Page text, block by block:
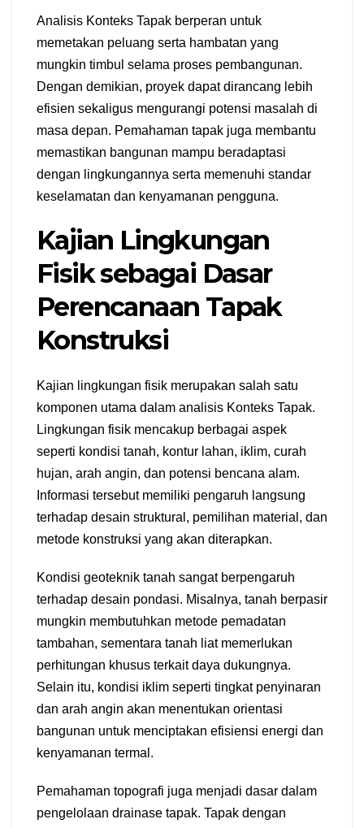
Analisis Konteks Tapak berperan untuk
memetakan peluang serta hambatan yang
mungkin timbul selama proses pembangunan.
Dengan demikian, proyek dapat dirancang lebih
efisien sekaligus mengurangi potensi masalah di
masa depan. Pemahaman tapak juga membantu
memastikan bangunan mampu beradaptasi
dengan lingkungannya serta memenuhi standar
keselamatan dan kenyamanan pengguna.
Kajian Lingkungan
Fisik sebagai Dasar
Perencanaan Tapak
Konstruksi
Kajian lingkungan fisik merupakan salah satu
komponen utama dalam analisis Konteks Tapak.
Lingkungan fisik mencakup berbagai aspek
seperti kondisi tanah, kontur lahan, iklim, curah
hujan, arah angin, dan potensi bencana alam.
Informasi tersebut memiliki pengaruh langsung
terhadap desain struktural, pemilihan material, dan
metode konstruksi yang akan diterapkan.
Kondisi geoteknik tanah sangat berpengaruh
terhadap desain pondasi. Misalnya, tanah berpasir
mungkin membutuhkan metode pemadatan
tambahan, sementara tanah liat memerlukan
perhitungan khusus terkait daya dukungnya.
Selain itu, kondisi iklim seperti tingkat penyinaran
dan arah angin akan menentukan orientasi
bangunan untuk menciptakan efisiensi energi dan
kenyamanan termal.
Pemahaman topografi juga menjadi dasar dalam
pengelolaan drainase tapak. Tapak dengan